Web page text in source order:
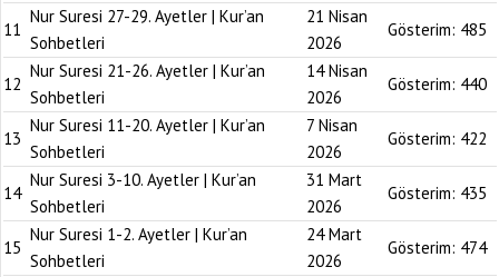
11
Nur Suresi 27-29. Ayetler | Kur’an
Sohbetleri
21 Nisan
2026
Gösterim: 485
12
Nur Suresi 21-26. Ayetler | Kur’an
Sohbetleri
14 Nisan
2026
Gösterim: 440
13
Nur Suresi 11-20. Ayetler | Kur’an
Sohbetleri
7 Nisan
2026
Gösterim: 422
14
Nur Suresi 3-10. Ayetler | Kur’an
Sohbetleri
31 Mart
2026
Gösterim: 435
15
Nur Suresi 1-2. Ayetler | Kur’an
Sohbetleri
24 Mart
2026
Gösterim: 474